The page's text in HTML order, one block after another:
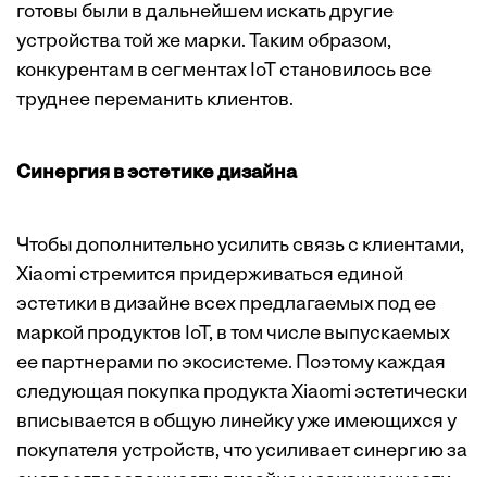
готовы были в дальнейшем искать другие
устройства той же марки. Таким образом,
конкурентам в сегментах IoT становилось все
труднее переманить клиентов.
Синергия в эстетике дизайна
Чтобы дополнительно усилить связь с клиентами,
Xiaomi стремится придерживаться единой
эстетики в дизайне всех предлагаемых под ее
маркой продуктов IoT, в том числе выпускаемых
ее партнерами по экосистеме. Поэтому каждая
следующая покупка продукта Xiaomi эстетически
вписывается в общую линейку уже имеющихся у
покупателя устройств, что усиливает синергию за